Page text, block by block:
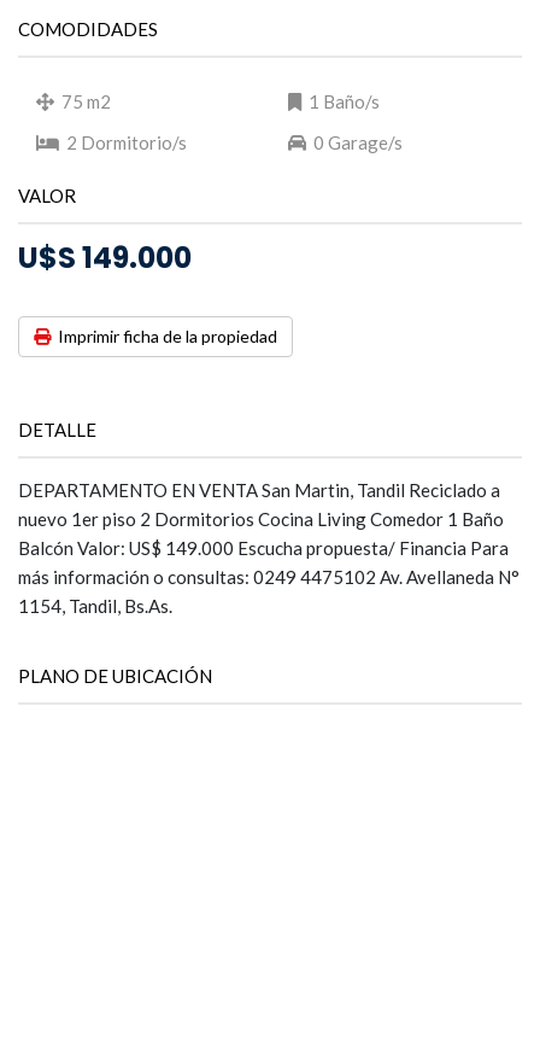
COMODIDADES
75 m2
1 Baño/s
2 Dormitorio/s
0 Garage/s
VALOR
U$S 149.000
Imprimir ficha de la propiedad
DETALLE
DEPARTAMENTO EN VENTA San Martin, Tandil Reciclado a
nuevo 1er piso 2 Dormitorios Cocina Living Comedor 1 Baño
Balcón Valor: US$ 149.000 Escucha propuesta/ Financia Para
más información o consultas: 0249 4475102 Av. Avellaneda N°
1154, Tandil, Bs.As.
PLANO DE UBICACIÓN